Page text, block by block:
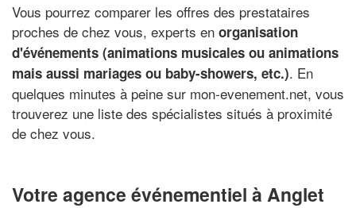
Vous pourrez comparer les offres des prestataires
proches de chez vous, experts en organisation
d'événements (animations musicales ou animations
mais aussi mariages ou baby-showers, etc.). En
quelques minutes à peine sur mon-evenement.net, vous
trouverez une liste des spécialistes situés à proximité
de chez vous.
Votre agence événementiel à Anglet